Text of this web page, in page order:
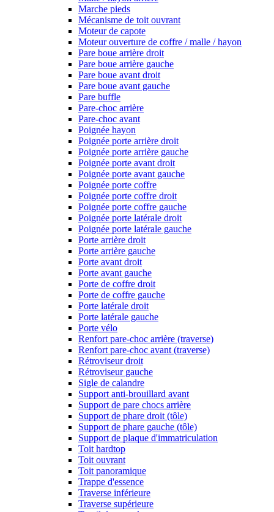
Marche pieds
Mécanisme de toit ouvrant
Moteur de capote
Moteur ouverture de coffre / malle / hayon
Pare boue arrière droit
Pare boue arrière gauche
Pare boue avant droit
Pare boue avant gauche
Pare buffle
Pare-choc arrière
Pare-choc avant
Poignée hayon
Poignée porte arrière droit
Poignée porte arrière gauche
Poignée porte avant droit
Poignée porte avant gauche
Poignée porte coffre
Poignée porte coffre droit
Poignée porte coffre gauche
Poignée porte latérale droit
Poignée porte latérale gauche
Porte arrière droit
Porte arrière gauche
Porte avant droit
Porte avant gauche
Porte de coffre droit
Porte de coffre gauche
Porte latérale droit
Porte latérale gauche
Porte vélo
Renfort pare-choc arrière (traverse)
Renfort pare-choc avant (traverse)
Rétroviseur droit
Rétroviseur gauche
Sigle de calandre
Support anti-brouillard avant
Support de pare chocs arrière
Support de phare droit (tôle)
Support de phare gauche (tôle)
Support de plaque d'immatriculation
Toit hardtop
Toit ouvrant
Toit panoramique
Trappe d'essence
Traverse inférieure
Traverse supérieure